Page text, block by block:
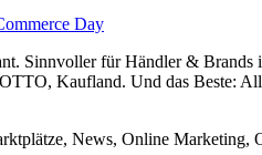
Day
Sinnvoller für Händler &
Kaufland. Und das Beste:
News, Online Marketing,